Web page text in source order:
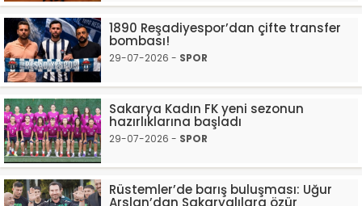
1890 Reşadiyespor’dan çifte transfer
bombası!
29-07-2026 - SPOR
Sakarya Kadın FK yeni sezonun
hazırlıklarına başladı
29-07-2026 - SPOR
Rüstemler’de barış buluşması: Uğur
Arslan’dan Sakaryalılara özür